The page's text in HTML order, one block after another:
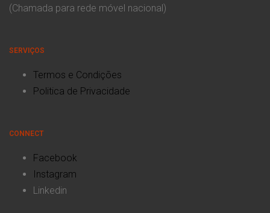
(Chamada para rede móvel nacional)
SERVIÇOS
Termos e Condições
Politica de Privacidade
CONNECT
Facebook
Instagram
Linkedin